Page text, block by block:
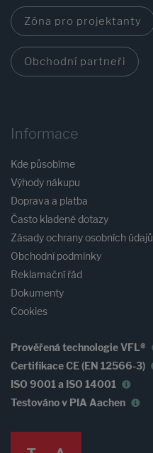
Zóna pro projektanty
Obchodní partneři
Informace
Kde působíme
Výhody nákupu
Doprava a platba
Často kladené dotazy
Zásady ochrany osobních údajů
Obchodní podmínky
Reklamační řád
Dokumenty
Cookies
Prověřená technologie VFL®
Certifikace CE (EN 12566-3)
ISO 9001 a ISO 14001
Testováno v PIA Aachen